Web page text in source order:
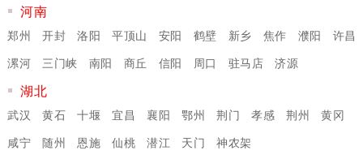
河南
郑州 开封 洛阳 平顶山 安阳 鹤壁 新乡 焦作 濮阳
许昌
漯河
三门峡 南阳 商丘 信阳 周口 驻马店 济源
湖北
武汉 黄石 十堰 宜昌 襄阳 鄂州 荆门 孝感 荆州
黄冈
咸宁
随州 恩施 仙桃 潜江 天门 神农架